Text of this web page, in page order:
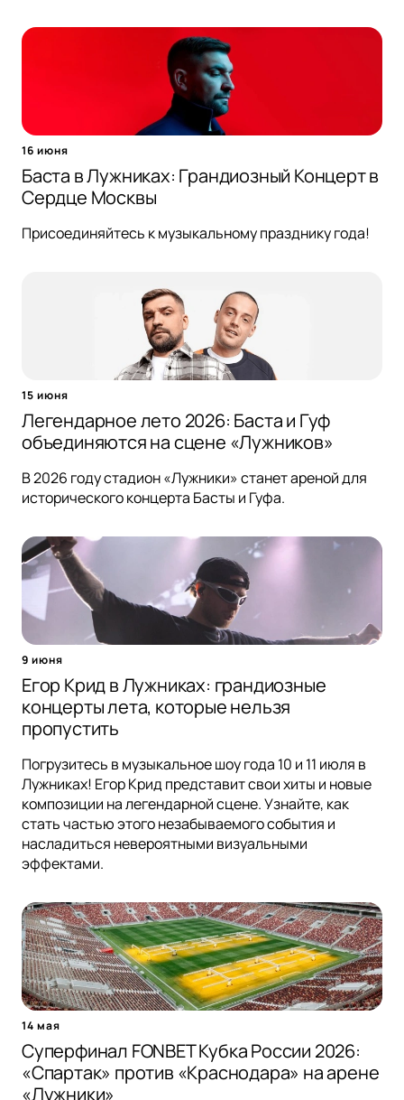
16 июня
Баста в Лужниках: Грандиозный Концерт в
Сердце Москвы
Присоединяйтесь к музыкальному празднику года!
15 июня
Легендарное лето 2026: Баста и Гуф
объединяются на сцене «Лужников»
В 2026 году стадион «Лужники» станет ареной для
исторического концерта Басты и Гуфа.
9 июня
Егор Крид в Лужниках: грандиозные
концерты лета, которые нельзя
пропустить
Погрузитесь в музыкальное шоу года 10 и 11 июля в
Лужниках! Егор Крид представит свои хиты и новые
композиции на легендарной сцене. Узнайте, как
стать частью этого незабываемого события и
насладиться невероятными визуальными
эффектами.
14 мая
Суперфинал FONBET Кубка России 2026:
«Спартак» против «Краснодара» на арене
«Лужники»